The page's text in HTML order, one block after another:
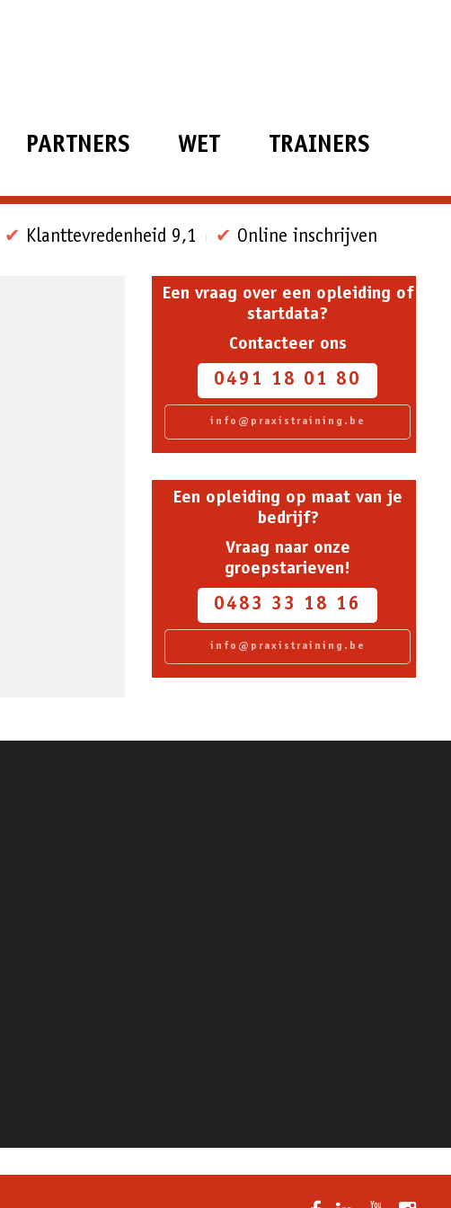
PARTNERS WET TRAINERS
✔ Klanttevredenheid 9,1 ✔ Online inschrijven
Een vraag over een opleiding of
startdata?
Contacteer ons
0491 18 01 80
info@praxistraining.be
Een opleiding op maat van je
bedrijf?
Vraag naar onze
groepstarieven!
0483 33 18 16
info@praxistraining.be